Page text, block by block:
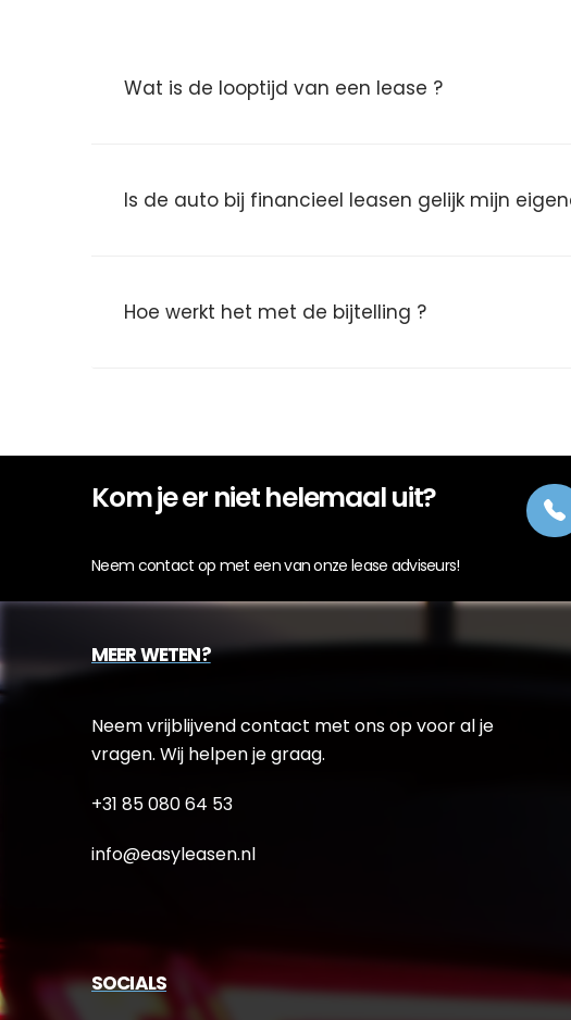
Wat is de looptijd van een lease ?
Is de auto bij financieel leasen gelijk mijn
Hoe werkt het met de bijtelling ?
Kom je er niet helemaal uit?
Neem contact op met een van onze lease adviseurs!
MEER WETEN?
Neem vrijblijvend contact met ons op voor al je
vragen. Wij helpen je graag.
+31 85 080 64 53
info@easyleasen.nl
SOCIALS